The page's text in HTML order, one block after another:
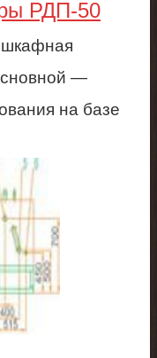
РДП-50
шкафная
—
на базе